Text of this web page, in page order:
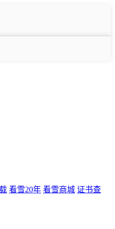
看雪20年 看雪商城 证书查